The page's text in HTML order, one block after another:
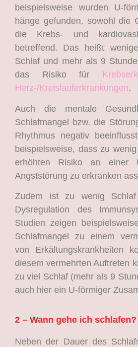
beispielsweise wurden U-
hänge gefunden, sowohl die
die Krebs- und
betreffend. Das heißt
Schlaf und mehr als 9
das Risiko für
Herz-/Kreislauferkrankungen.
Auch die mentale
Schlafmangel bzw. die
Rhythmus negativ
beispielsweise, dass zu
erhöhten Risiko an einer
Angststörung zu erkranken
Zudem ist zu wenig
Dysregulation des
Studien zeigen
Schlafmangel zu einem
von Erkältungskrankheiten
diesem vermehrten Auftreten
zu viel Schlaf (mehr als 9
auch hier ein U-förmiger
2 – Wann gehe ich schlafen?
Neben der Dauer des